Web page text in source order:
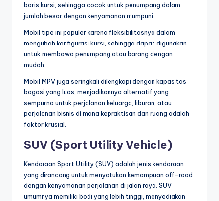
baris kursi, sehingga cocok untuk penumpang dalam
jumlah besar dengan kenyamanan mumpuni.
Mobil tipe ini populer karena fleksibilitasnya dalam
mengubah konfigurasi kursi, sehingga dapat digunakan
untuk membawa penumpang atau barang dengan
mudah.
Mobil MPV juga seringkali dilengkapi dengan kapasitas
bagasi yang luas, menjadikannya alternatif yang
sempurna untuk perjalanan keluarga, liburan, atau
perjalanan bisnis di mana kepraktisan dan ruang adalah
faktor krusial.
SUV (Sport Utility Vehicle)
Kendaraan Sport Utility (SUV) adalah jenis kendaraan
yang dirancang untuk menyatukan kemampuan off-road
dengan kenyamanan perjalanan di jalan raya. SUV
umumnya memiliki bodi yang lebih tinggi, menyediakan